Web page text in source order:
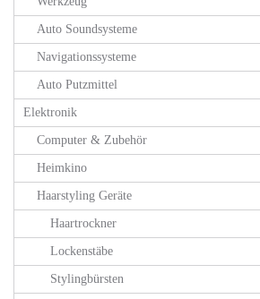
Auto Soundsysteme
Navigationssysteme
Auto Putzmittel
Elektronik
Computer & Zubehör
Heimkino
Haarstyling Geräte
Haartrockner
Lockenstäbe
Stylingbürsten